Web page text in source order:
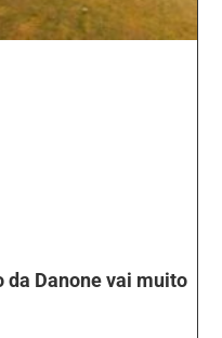
da Danone vai muito